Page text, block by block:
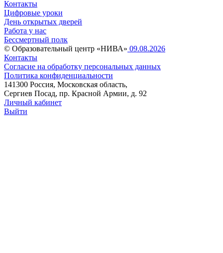
Контакты
Цифровые уроки
День открытых дверей
Работа у нас
Бессмертный полк
© Образовательный центр «НИВА» 09.08.2026
Контакты
Согласие на обработку персональных данных
Политика конфиденциальности
141300 Россия, Московская область,
Сергиев Посад, пр. Красной Армии, д. 92
Личный кабинет
Выйти